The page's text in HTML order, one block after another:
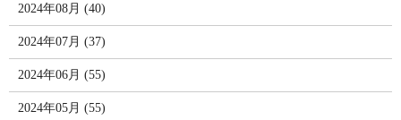
2024年08月 (40)
2024年07月 (37)
2024年06月 (55)
2024年05月 (55)